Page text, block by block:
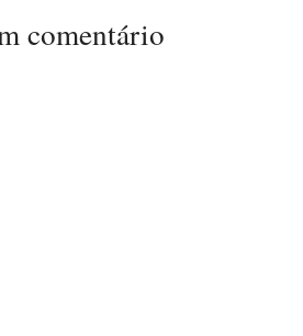
comentário